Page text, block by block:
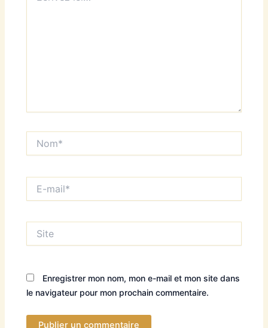
mail*
Enregistrer mon nom, mon e-mail et mon site dans
le navigateur pour mon prochain commentaire.